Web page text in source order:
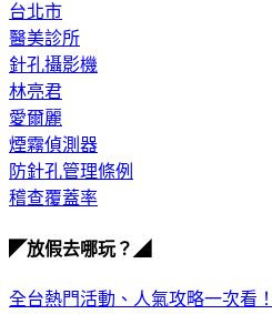
台北市
醫美診所
針孔攝影機
林亮君
愛爾麗
煙霧偵測器
防針孔管理條例
稽查覆蓋率
◤放假去哪玩？◢
全台熱門活動、人氣攻略一次看！